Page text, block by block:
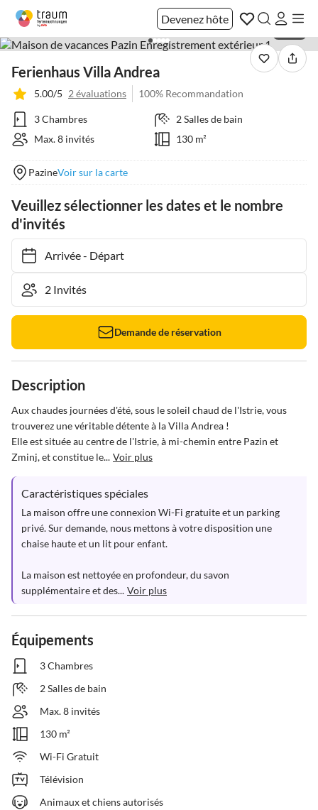
Devenez hôte
Ferienhaus Villa Andrea
5.00/5 2 évaluations 100% Recommandation
3 Chambres
2 Salles de bain
Max. 8 invités
130 m²
PazineVoir sur la carte
Veuillez sélectionner les dates et le nombre
d'invités
Arrivée- Départ
Demande de réservation
Description
Aux chaudes journées d'été, sous le soleil chaud de l'Istrie, vous
trouverez une véritable détente à la Villa Andrea !
Elle est située au centre de l'Istrie, à mi-chemin entre Pazin et
Zminj, et constitue le... Voir plus
Caractéristiques spéciales
La maison offre une connexion Wi-Fi gratuite et un parking
privé. Sur demande, nous mettons à votre disposition une
chaise haute et un lit pour enfant.
La maison est nettoyée en profondeur, du savon
supplémentaire et des... Voir plus
Équipements
3 Chambres
2 Salles de bain
Max. 8 invités
130 m²
Wi-Fi Gratuit
Télévision
Animaux et chiens autorisés